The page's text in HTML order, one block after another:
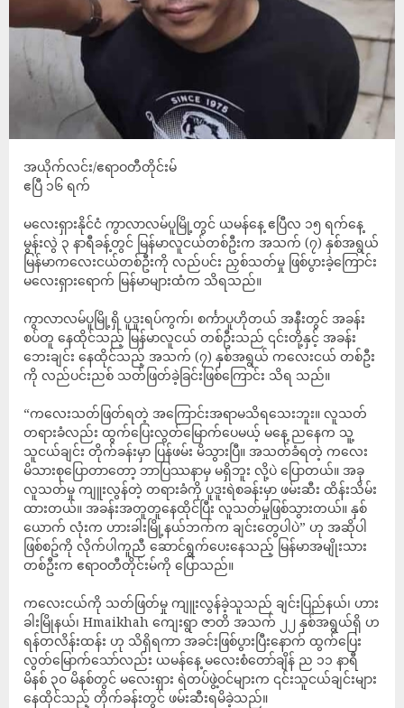
အယိုက်လင်း/ဧရာဝတီတိုင်းမ်
ဧပြီ ၁၆ ရက်
မလေးရှားနိုင်ငံ ကွာလာလမ်ပူမြို့တွင် ယမန်နေ့ ဧပြီလ ၁၅ ရက်နေ့
မွန်းလွဲ ၃ နာရီခန့်တွင် မြန်မာလူငယ်တစ်ဦးက အသက် (၇) နှစ်အရွယ်
မြန်မာကလေးငယ်တစ်ဦးကို လည်ပင်း ညှစ်သတ်မှု ဖြစ်ပွားခဲ့ကြောင်း
မလေးရှားရောက် မြန်မာများထံက သိရသည်။
ကွာလာလမ်ပူမြို့ရှိ ပူဒူးရပ်ကွက်၊ စင်္ကာပူဟိုတယ် အနီးတွင် အခန်း
စပ်တူ နေထိုင်သည့် မြန်မာလူငယ် တစ်ဦးသည် ၎င်းတို့နှင့် အခန်း
ဘေးချင်း နေထိုင်သည့် အသက် (၇) နှစ်အရွယ် ကလေးငယ် တစ်ဦး
ကို လည်ပင်းညစ် သတ်ဖြတ်ခဲ့ခြင်းဖြစ်ကြောင်း သိရ သည်။
“ကလေးသတ်ဖြတ်ရတဲ့ အကြောင်းအရာမသိရသေးဘူး။ လူသတ်
တရားခံလည်း ထွက်ပြေးလွတ်မြောက်ပေမယ့် မနေ့ ညနေက သူ့
သူငယ်ချင်း တိုက်ခန်းမှာ ပြန်ဖမ်း မိသွားပြီ။ အသတ်ခံရတဲ့ ကလေး
မိသားစုပြောတာတော့ ဘာပြဿနာမှ မရှိဘူး လို့ပဲ ပြောတယ်။ အခု
လူသတ်မှု ကျူးလွန်တဲ့ တရားခံကို ပူဒူးရဲစခန်းမှာ ဖမ်းဆီး ထိန်းသိမ်း
ထားတယ်။ အခန်းအတူတူနေထိုင်ပြီး လူသတ်မှုဖြစ်သွားတယ်။ နှစ်
ယောက် လုံးက ဟားခါးမြို့နယ်ဘက်က ချင်းတွေပါပဲ” ဟု အဆိုပါ
ဖြစ်စဥ်ကို လိုက်ပါကူညီ ဆောင်ရွက်ပေးနေသည့် မြန်မာအမျိုးသား
တစ်ဦးက ဧရာဝတီတိုင်းမ်ကို ပြောသည်။
ကလေးငယ်ကို သတ်ဖြတ်မှု ကျူးလွန်ခဲ့သူသည် ချင်းပြည်နယ်၊ ဟား
ခါးမြိုနယ်၊ Hmaikhah ကျေးရွာ ဇာတိ အသက် ၂၂ နှစ်အရွယ်ရှိ ဟ
ရန်တလိန်းထန်း ဟု သိရှိရကာ အခင်းဖြစ်ပွားပြီးနောက် ထွက်ပြေး
လွတ်မြောက်သော်လည်း ယမန်နေ့ မလေးစံတော်ချိန် ည ၁၁ နာရီ
မိနစ် ၃၀ မိနစ်တွင် မလေးရှား ရဲတပ်ဖွဲ့ဝင်များက ၎င်းသူငယ်ချင်းများ
နေထိုင်သည့် တိုက်ခန်းတွင် ဖမ်းဆီးရမိခဲ့သည်။